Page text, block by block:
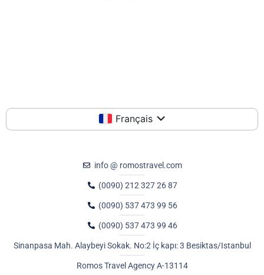
Français
info @ romostravel.com
(0090) 212 327 26 87
(0090) 537 473 99 56
(0090) 537 473 99 46
Sinanpasa Mah. Alaybeyi Sokak. No:2 İç kapı: 3 Besiktas/Istanbul
Romos Travel Agency A-13114